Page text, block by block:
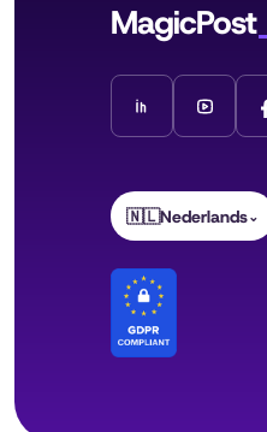
MagicPost
🇳🇱Nederlands⌄